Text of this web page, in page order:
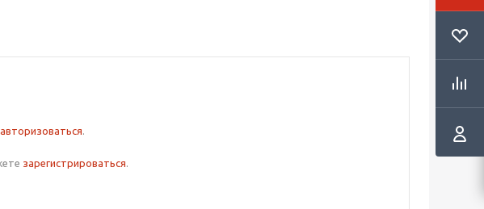
авторизоваться.
зарегистрироваться.